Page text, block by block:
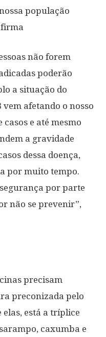
população
não forem
poderão
a situação do
vem afetando o nosso
e até mesmo
a gravidade
dessa doença,
por muito tempo.
por parte
não se prevenir”,
precisam
preconizada pelo
está a tríplice
caxumba e